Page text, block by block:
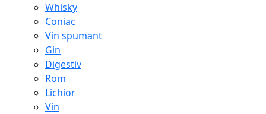
Whisky
Coniac
Vin spumant
Gin
Digestiv
Rom
Lichior
Vin